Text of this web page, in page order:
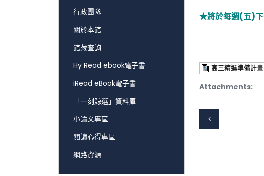
★將於每週(五)下
Attachments:
高三精進準備計
行政團隊
關於本館
館藏查詢
Hy Read ebook電子書
iRead eBook電子書
「一刻鯨選」資料庫
小論文專區
閱讀心得專區
網路資源